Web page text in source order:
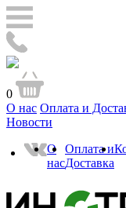
0
О нас Оплата и
Новости
О
нас
Оплата и
Доставка